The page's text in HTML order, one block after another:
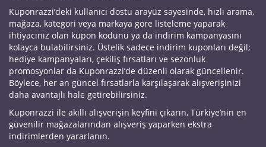
Kuponrazzi’deki kullanıcı dostu arayüz sayesinde, hızlı arama,
mağaza, kategori veya markaya göre listeleme yaparak
ihtiyacınız olan kupon kodunu ya da indirim kampanyasını
kolayca bulabilirsiniz. Üstelik sadece indirim kuponları değil;
hediye kampanyaları, çekiliş fırsatları ve sezonluk
promosyonlar da Kuponrazzi’de düzenli olarak güncellenir.
Böylece, her an güncel fırsatlarla karşılaşarak alışverişinizi
daha avantajlı hale getirebilirsiniz.
Kuponrazzi ile akıllı alışverişin keyfini çıkarın, Türkiye’nin en
güvenilir mağazalarından alışveriş yaparken ekstra
indirimlerden yararlanın.